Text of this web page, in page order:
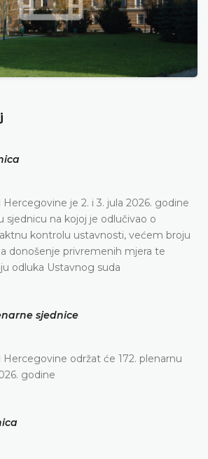
je 2. i 3. jula 2026. godine
sjednicu na kojoj je odlučivao o
kontrolu ustavnosti, većem broju
donošenje privremenih mjera te
odluka Ustavnog suda
sjednice
Hercegovine održat će 172. plenarnu
godine